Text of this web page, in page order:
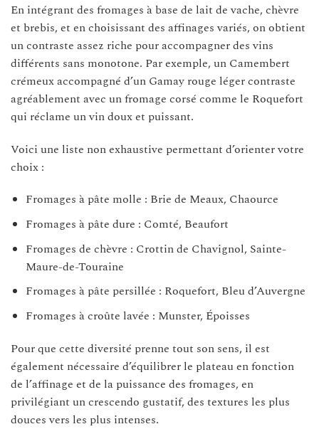
En intégrant des fromages à base de lait de vache, chèvre
et brebis, et en choisissant des affinages variés, on obtient
un contraste assez riche pour accompagner des vins
différents sans monotone. Par exemple, un Camembert
crémeux accompagné d’un Gamay rouge léger contraste
agréablement avec un fromage corsé comme le Roquefort
qui réclame un vin doux et puissant.
Voici une liste non exhaustive permettant d’orienter votre
choix :
Fromages à pâte molle : Brie de Meaux, Chaource
Fromages à pâte dure : Comté, Beaufort
Fromages de chèvre : Crottin de Chavignol, Sainte-
Maure-de-Touraine
Fromages à pâte persillée : Roquefort, Bleu d’Auvergne
Fromages à croûte lavée : Munster, Époisses
Pour que cette diversité prenne tout son sens, il est
également nécessaire d’équilibrer le plateau en fonction
de l’affinage et de la puissance des fromages, en
privilégiant un crescendo gustatif, des textures les plus
douces vers les plus intenses.